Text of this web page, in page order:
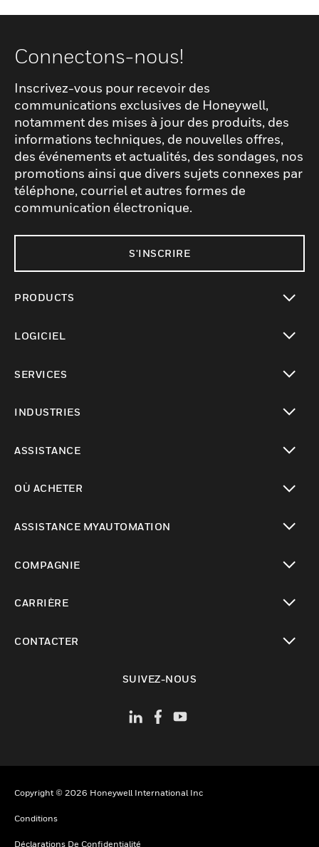
Connectons-nous!
Inscrivez-vous pour recevoir des
communications exclusives de Honeywell,
notamment des mises à jour des produits, des
informations techniques, de nouvelles offres,
des événements et actualités, des sondages, nos
promotions ainsi que divers sujets connexes par
téléphone, courriel et autres formes de
communication électronique.
S'INSCRIRE
PRODUCTS
LOGICIEL
SERVICES
INDUSTRIES
ASSISTANCE
OÙ ACHETER
ASSISTANCE MYAUTOMATION
COMPAGNIE
CARRIÈRE
CONTACTER
SUIVEZ-NOUS
Copyright © 2026 Honeywell International Inc
Conditions
Déclarations De Confidentialité